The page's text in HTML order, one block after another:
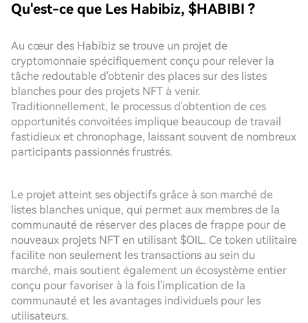
Qu'est-ce que Les Habibiz, $HABIBI ?
Au cœur des Habibiz se trouve un projet de
cryptomonnaie spécifiquement conçu pour relever la
tâche redoutable d'obtenir des places sur des listes
blanches pour des projets NFT à venir.
Traditionnellement, le processus d'obtention de ces
opportunités convoitées implique beaucoup de travail
fastidieux et chronophage, laissant souvent de nombreux
participants passionnés frustrés.
Le projet atteint ses objectifs grâce à son marché de
listes blanches unique, qui permet aux membres de la
communauté de réserver des places de frappe pour de
nouveaux projets NFT en utilisant $OIL. Ce token utilitaire
facilite non seulement les transactions au sein du
marché, mais soutient également un écosystème entier
conçu pour favoriser à la fois l'implication de la
communauté et les avantages individuels pour les
utilisateurs.